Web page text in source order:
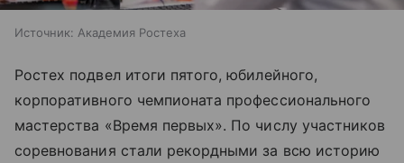
Источник: Академия Ростеха
Ростех подвел итоги пятого, юбилейного,
корпоративного чемпионата профессионального
мастерства «Время первых». По числу участников
соревнования стали рекордными за всю историю